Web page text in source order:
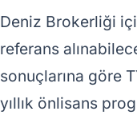
Deniz Brokerliği
referans
sonuçlarına göre
yıllık önlisans